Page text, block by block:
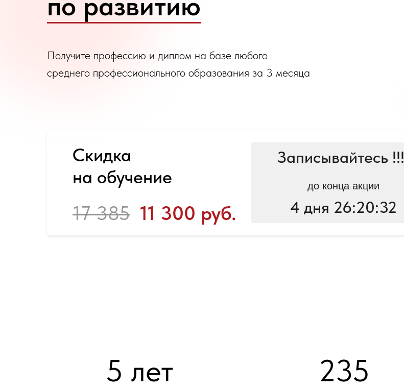
Получите профессию и диплом на базе любого
среднего профессионального образования за 3 месяца
11 300 руб.
17 385
Скидка
на обучение
Записывайтесь !!!
4 дня 26:20:32
до конца акции
5 лет 235